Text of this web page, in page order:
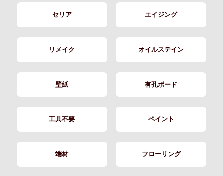
セリア エイジング
リメイク オイルステイン
壁紙 有孔ボード
工具不要 ペイント
端材 フローリング